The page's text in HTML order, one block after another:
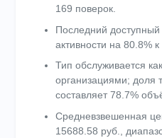
169 поверок.
Последний доступный
активности на 80.8%
Тип обслуживается
организациями; доля
составляет 78.7%
Средневзвешенная
15688.58 руб.,